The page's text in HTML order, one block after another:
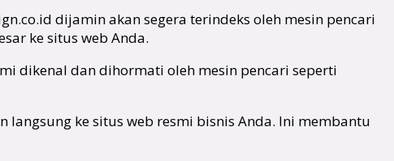
dijamin akan segera terindeks oleh mesin pencari
ke situs web Anda.
dikenal dan dihormati oleh mesin pencari seperti
langsung ke situs web resmi bisnis Anda. Ini membantu